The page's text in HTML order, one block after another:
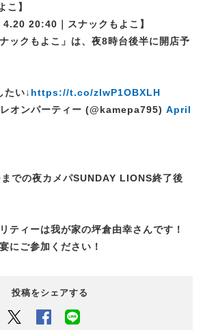
こ】
4.20 20:40｜スナックもよこ】
ックもよこ」は、夜8時台後半に開店予
たい↓ https://t.co/zIwP1OBXLH
オンパーティー (@kamepa795) April
での夜カメパSUNDAY LIONS終了後
ティーは我が家の坪倉由幸さんです！
にご参加ください！
投稿をシェアする
Twitter Facebook